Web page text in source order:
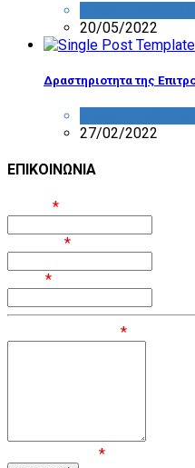
20/05/2022
Δραστηριοτητα της
27/02/2022
ΕΠΙΚΟΙΝΩΝΙΑ
*
*
*
*
*